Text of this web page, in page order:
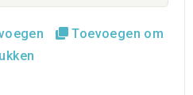
Toevoegen om